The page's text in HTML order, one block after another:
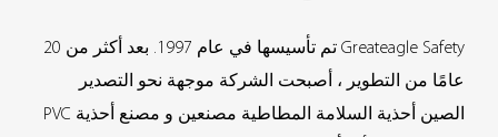
Greateagle Safety تم تأسيسها في عام 1997. بعد أكثر من 20
عامًا من التطوير ، أصبحت الشركة موجهة نحو التصدير
الصين أحذية السلامة المطاطية مصنعين و
مصنع أحذية PVC